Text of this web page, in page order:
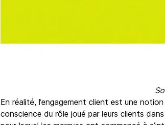
En réalité, l’engagement client est une
conscience du rôle joué par leurs clients